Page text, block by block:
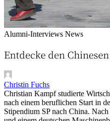
Alumni-Interviews News
Entdecke den
Christin Fuchs
Christian Kampf studierte
nach einem beruflichen Start in
Stipendium SP nach China.